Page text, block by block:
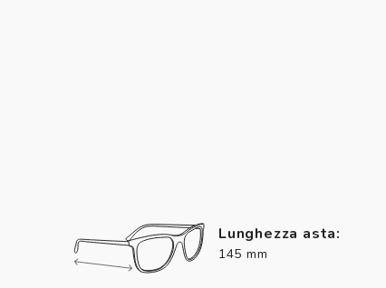
Lunghezza asta:
145 mm